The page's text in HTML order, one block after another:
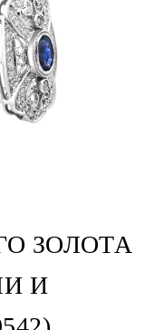
ЗОЛОТА
И